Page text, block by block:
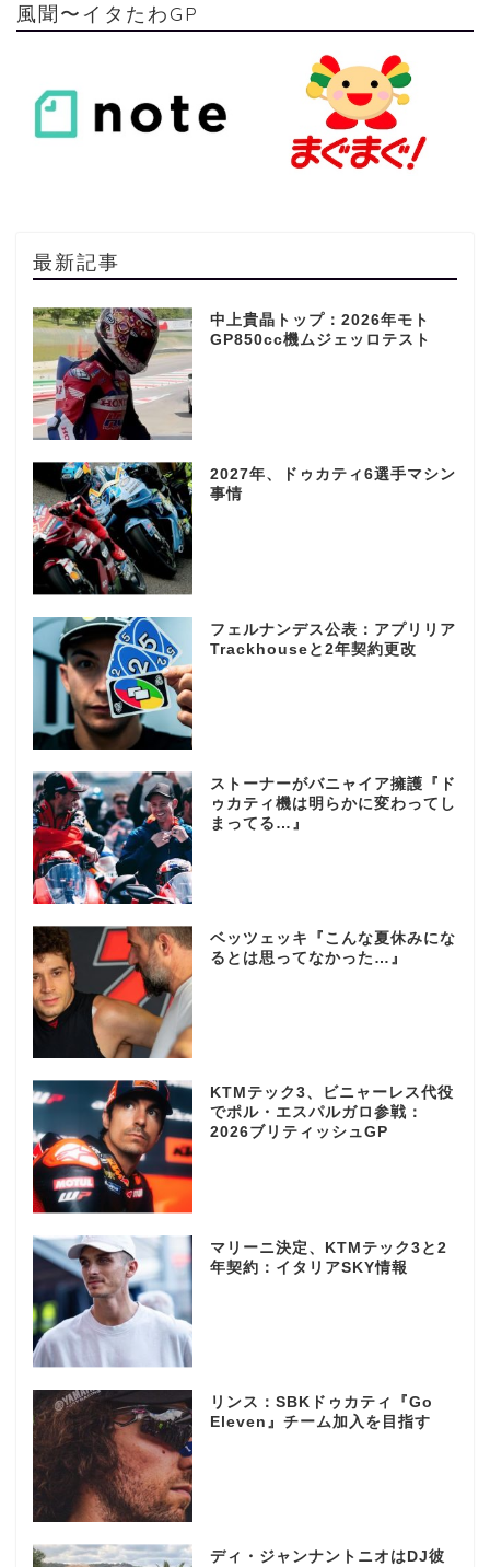
風聞〜イタたわGP
最新記事
中上貴晶トップ：2026年モト
GP850cc機ムジェッロテスト
2027年、ドゥカティ6選手マシン
事情
フェルナンデス公表：アプリリア
Trackhouseと2年契約更改
ストーナーがバニャイア擁護『ド
ゥカティ機は明らかに変わってし
まってる…』
ベッツェッキ『こんな夏休みにな
るとは思ってなかった…』
KTMテック3、ビニャーレス代役
でポル・エスパルガロ参戦：
2026ブリティッシュGP
マリーニ決定、KTMテック3と2
年契約：イタリアSKY情報
リンス：SBKドゥカティ『Go
Eleven』チーム加入を目指す
ディ・ジャンナントニオはDJ彼